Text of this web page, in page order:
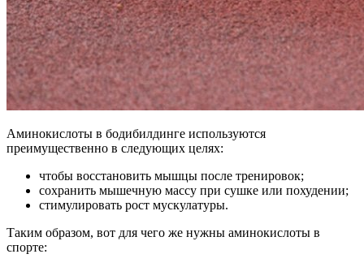
Аминокислоты в бодибилдинге используются
преимущественно в следующих целях:
чтобы восстановить мышцы после тренировок;
сохранить мышечную массу при сушке или похудении;
стимулировать рост мускулатуры.
Таким образом, вот для чего же нужны аминокислоты в
спорте: